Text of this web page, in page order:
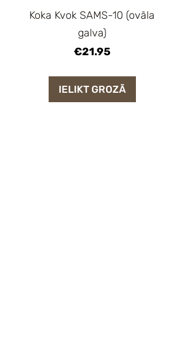
Koka Kvok SAMS-10 (ovāla
galva)
€21.95
IELIKT GROZĀ